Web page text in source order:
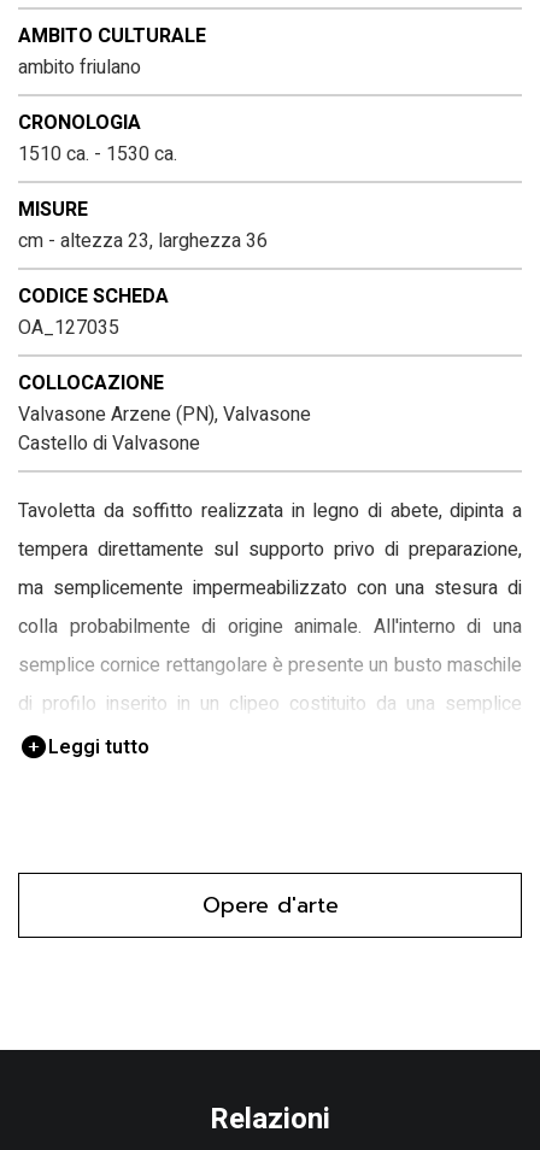
AMBITO CULTURALE
ambito friulano
CRONOLOGIA
1510 ca. - 1530 ca.
MISURE
cm - altezza 23, larghezza 36
CODICE SCHEDA
OA_127035
COLLOCAZIONE
Valvasone Arzene (PN), Valvasone
Castello di Valvasone
Tavoletta da soffitto realizzata in legno di abete, dipinta a
tempera direttamente sul supporto privo di preparazione,
ma semplicemente impermeabilizzato con una stesura di
colla probabilmente di origine animale. All'interno di una
semplice cornice rettangolare è presente un busto maschile
di profilo inserito in un clipeo costituito da una semplice
circonferenza.
Leggi tutto
Opere d'arte
Relazioni